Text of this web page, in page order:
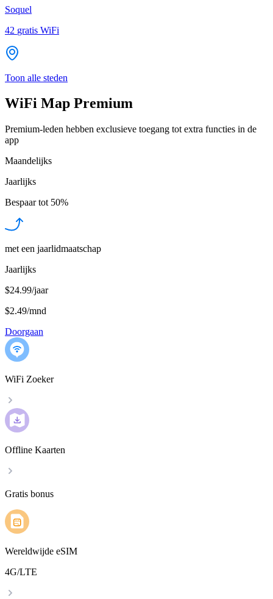
Soquel
42 gratis WiFi
Toon alle steden
WiFi Map Premium
Premium-leden hebben exclusieve toegang tot extra functies in de
app
Maandelijks
Jaarlijks
Bespaar tot 50%
met een jaarlidmaatschap
Jaarlijks
$24.99/jaar
$2.49/mnd
Doorgaan
WiFi Zoeker
Offline Kaarten
Gratis bonus
Wereldwijde eSIM
4G/LTE